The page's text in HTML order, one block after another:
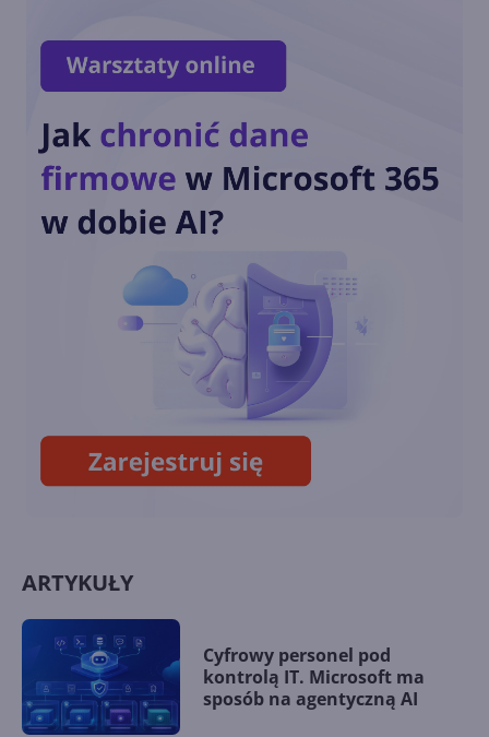
EU Data Boundary
ukończone. Dane klientów
Microsoft pozostaną w
Europie
OpenAI o3-mini dostępny w
Copilot
Coldplay i Microsoft AI
pozwalają fanom remiksować
'A Film For The Future'
ARTYKUŁY
Cyfrowy personel pod
kontrolą IT. Microsoft ma
sposób na agentyczną AI